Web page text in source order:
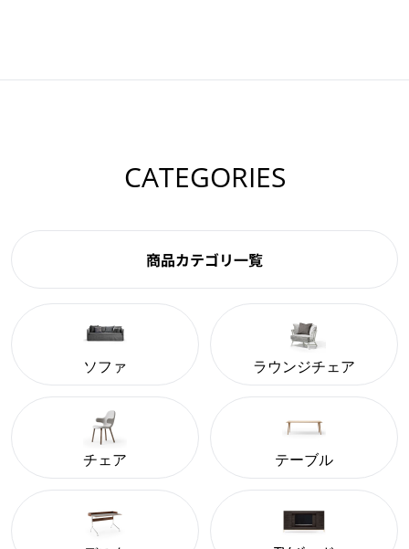
CATEGORIES
商品カテゴリ一覧
ソファ ラウンジチェア
チェア テーブル